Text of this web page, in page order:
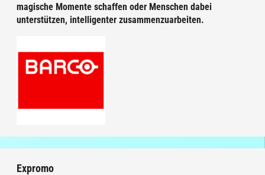
magische Momente schaffen oder Menschen dabei
unterstützen, intelligenter zusammenzuarbeiten.
Expromo